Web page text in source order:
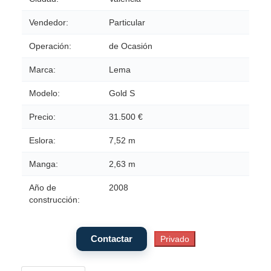
Vendedor: Particular
Operación: de Ocasión
Marca: Lema
Modelo: Gold S
Precio: 31.500 €
Eslora: 7,52 m
Manga: 2,63 m
Año de
construcción:
2008